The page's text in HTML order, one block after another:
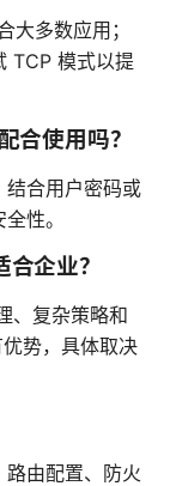
大多数应用；
TCP 模式以提
合使用吗？
结合用户密码或
性。
企业？
、复杂策略和
势，具体取决
由配置、防火